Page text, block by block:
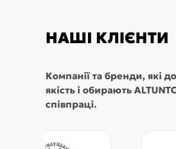
НАШІ КЛІЄНТИ
Компанії та бренди, які
якість і обирають
співпраці.